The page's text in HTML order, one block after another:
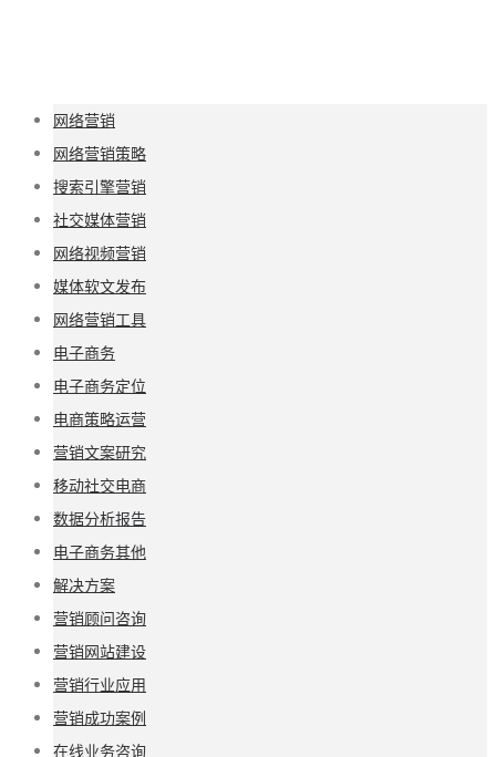
网络营销
网络营销策略
搜索引擎营销
社交媒体营销
网络视频营销
媒体软文发布
网络营销工具
电子商务
电子商务定位
电商策略运营
营销文案研究
移动社交电商
数据分析报告
电子商务其他
解决方案
营销顾问咨询
营销网站建设
营销行业应用
营销成功案例
在线业务咨询